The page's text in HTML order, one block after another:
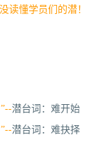
懂学员们的潜！
潜台词：难开始
潜台词：难抉择